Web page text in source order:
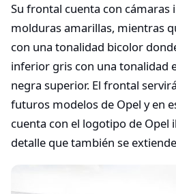
Su frontal cuenta con cámaras
molduras amarillas, mientras
con una tonalidad bicolor
inferior gris con una tonalidad
negra superior. El frontal
futuros modelos de Opel y en
cuenta con el logotipo de Opel
detalle que también se